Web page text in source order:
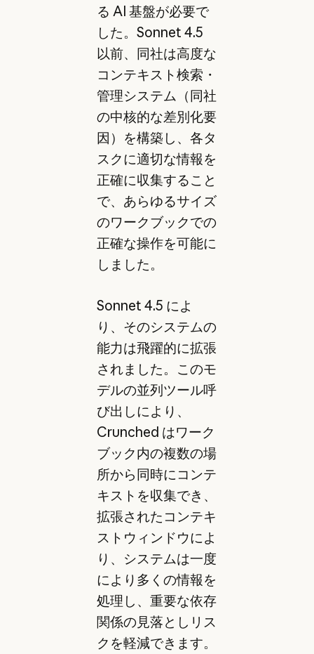
る AI 基盤が必要で
した。Sonnet 4.5
以前、同社は高度な
コンテキスト検索・
管理システム（同社
の中核的な差別化要
因）を構築し、各タ
スクに適切な情報を
正確に収集すること
で、あらゆるサイズ
のワークブックでの
正確な操作を可能に
しました。
Sonnet 4.5 によ
り、そのシステムの
能力は飛躍的に拡張
されました。このモ
デルの並列ツール呼
び出しにより、
Crunched はワーク
ブック内の複数の場
所から同時にコンテ
キストを収集でき、
拡張されたコンテキ
ストウィンドウによ
り、システムは一度
により多くの情報を
処理し、重要な依存
関係の見落としリス
クを軽減できます。